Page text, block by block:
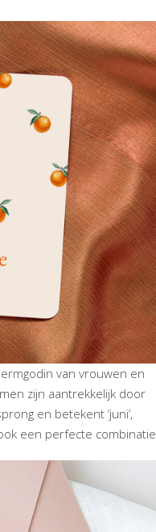
van vrouwen en
zijn aantrekkelijk door
en betekent ‘juni’,
een perfecte combinatie.